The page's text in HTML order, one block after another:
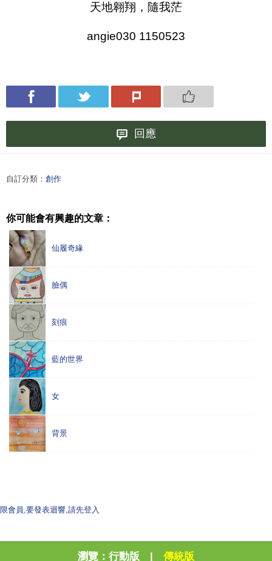
天地翱翔，隨我茫
angie030 1150523
回應
自訂分類： 創作
你可能會有興趣的文章：
仙履奇緣
臉偶
刻痕
藍的世界
女
背景
限會員,要發表迴響,請先登入
瀏覽： 行動版 傳統版